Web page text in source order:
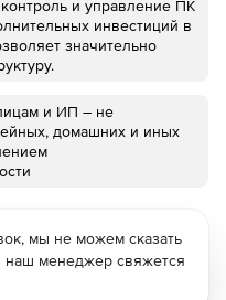
и управление ПК
инвестиций в
значительно
и ИП – не
домашних и иных
мы не можем сказать
наш менеджер свяжется